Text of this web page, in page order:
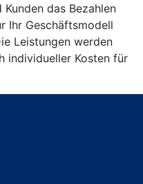
Kunden das Bezahlen
Ihr Geschäftsmodell
Leistungen werden
individueller Kosten für